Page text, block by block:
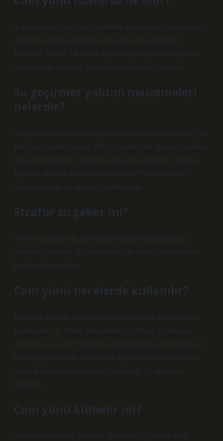
Yapısal hasar: Cam yünü genellikle neme en az maruz kalan
alanlarda, örneğin binaların duvarları veya çatılarında
kullanılır. Ancak, bir sızıntı veya nem girişi meydana gelirse
ve cam yünü ıslanırsa, yapısal hasar meydana gelebilir.
Su geçirmez yalıtım malzemeleri
nelerdir?
Su geçirmezlik işlevine sahip malzemeler kullanım yerine göre
farklı kategorilere ayrılır. Böylece istediğiniz alanı su geçirmez
hale getirebilirsiniz. Ürünlerin arasında poliüretan, çimento
kaplama, kauçuk asfalt, membran veya PVC su yalıtım
malzemelerinin yer aldığını görebilirsiniz.
Strafor su çeker mi?
Strafor panellerin dış duvarlarda sıklıkla kullanılmasının
nedenleri şunlardır: Su geçirmezdir. Isı ve ses yalıtımı sağlar.
Darbeye dayanıklıdır.
Cam yünü nerelerde kullanılır?
Kullanım alanları: Dış duvarlarda, betonarme elemanların iç
kısımlarında, iç bölme duvarlarında ve bitişik duvarlarda,
merdiven ve asansör boşlukları kenarlarındaki duvarlarda, her
türlü ahşap çatılarda, metal/sandviç çatılarda, iç mekanlarda
ahşap karkas yapıların ısı/ses yalıtımında vb. alanlarda
kullanılır.
Cam yünü küflenir mi?
Zamanla bozulmaz, çürümez, küflenmez, aşınmaz veya